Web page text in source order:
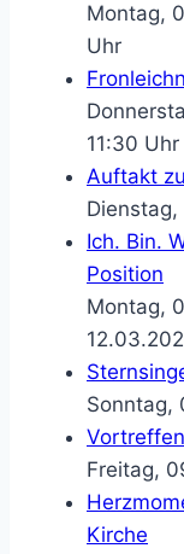
Montag,
Uhr
11:30 Uhr
Auftakt
Ich. Bin.
Position
Montag,
Sonntag,
Freitag,
Kirche